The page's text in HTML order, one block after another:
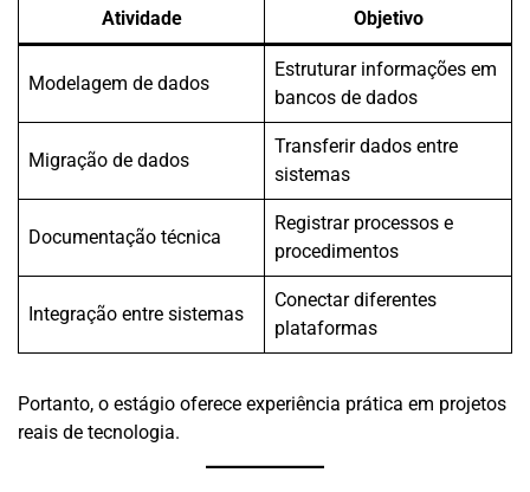
Atividade Objetivo
Modelagem de dados
Estruturar informações em
bancos de dados
Migração de dados
Transferir dados entre
sistemas
Documentação técnica
Registrar processos e
procedimentos
Integração entre sistemas
Conectar diferentes
plataformas
Portanto, o estágio oferece experiência prática em projetos
reais de tecnologia.